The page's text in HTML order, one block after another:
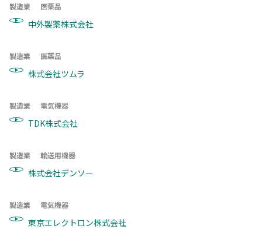
製造業 医薬品
中外製薬株式会社
製造業 医薬品
株式会社ツムラ
製造業 電気機器
TDK株式会社
製造業 輸送用機器
株式会社デンソー
製造業 電気機器
東京エレクトロン株式会社